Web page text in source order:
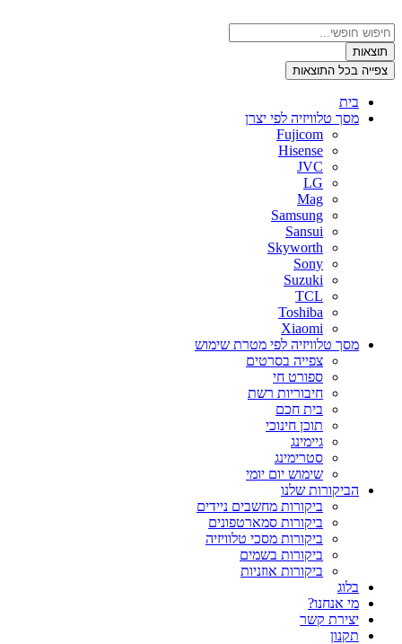
לתוכן
Search
...תוצאות
צפייה בכל התוצאות
בית
מסך טלוויזיה לפי יצרן
Fujicom
Hisense
JVC
LG
Mag
Samsung
Sansui
Skyworth
Sony
Suzuki
TCL
Toshiba
Xiaomi
מסך טלוויזיה לפי מטרת שימוש
צפייה בסרטים
ספורט חי
חיבוריות רשת
בית חכם
תוכן חינוכי
גיימינג
סטרימינג
שימוש יום יומי
הביקורות שלנו
ביקורות מחשבים ניידים
ביקורות סמארטפונים
ביקורות מסכי טלוויזיה
ביקורות בשמים
ביקורות אוזניות
בלוג
מי אנחנו?
יצירת קשר
תקנון